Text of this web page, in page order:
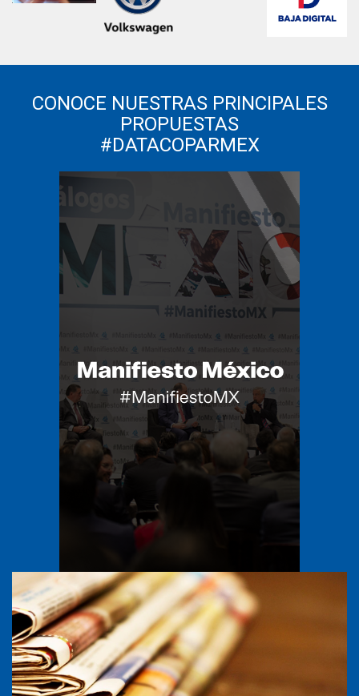
CONOCE NUESTRAS PRINCIPALES
PROPUESTAS
#DATACOPARMEX